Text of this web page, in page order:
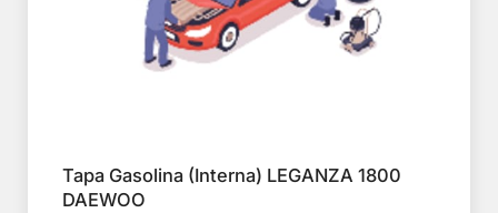
Tapa Gasolina (Interna) LEGANZA 1800
DAEWOO